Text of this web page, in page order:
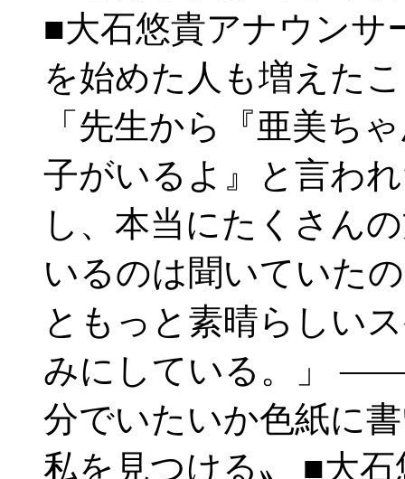
■大石悠貴アナウンサ
を始めた人も増えた
「先生から『亜美ち
子がいるよ』と言わ
し、本当にたくさん
いるのは聞いていた
ともっと素晴らしい
みにしている。」
分でいたいか色紙に
私を見つける〟 ■大